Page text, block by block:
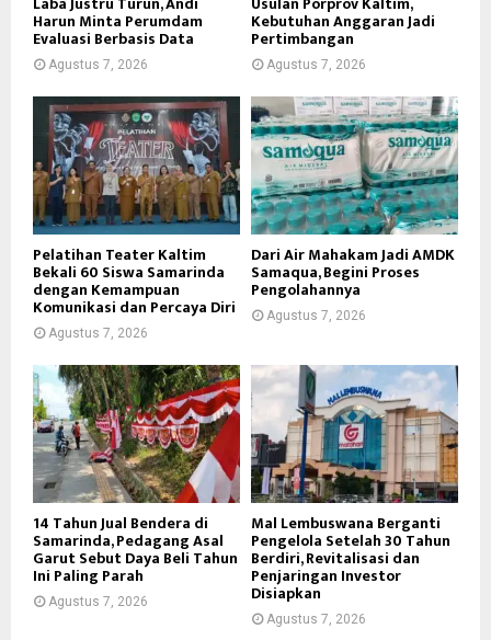
Harun Minta Perumdam
Evaluasi Berbasis Data
Agustus 7, 2026
Kebutuhan Anggaran Jadi
Pertimbangan
Agustus 7, 2026
Pelatihan Teater Kaltim
Bekali 60 Siswa Samarinda
dengan Kemampuan
Komunikasi dan Percaya Diri
Agustus 7, 2026
Dari Air Mahakam Jadi AMDK
Samaqua, Begini Proses
Pengolahannya
Agustus 7, 2026
14 Tahun Jual Bendera di
Samarinda, Pedagang Asal
Garut Sebut Daya Beli Tahun
Ini Paling Parah
Agustus 7, 2026
Mal Lembuswana Berganti
Pengelola Setelah 30 Tahun
Berdiri, Revitalisasi dan
Penjaringan Investor
Disiapkan
Agustus 7, 2026